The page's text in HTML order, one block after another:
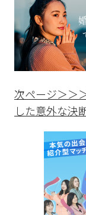
次ページ＞＞
した意外な決